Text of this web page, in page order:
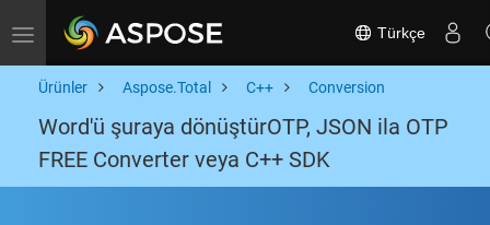
Toggle navigation Türkçe
Ürünler Aspose.Total C++ Conversion
Word'ü şuraya dönüştürOTP, JSON ila OTP
FREE Converter veya C++ SDK